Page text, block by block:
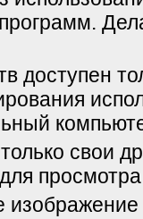
доступен
свои